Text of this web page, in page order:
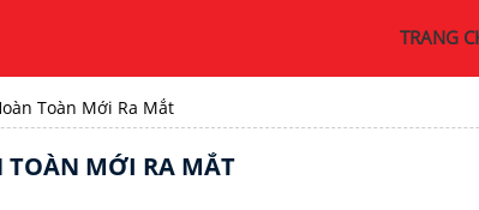
TRANG
Toàn Mới Ra Mắt
TOÀN MỚI RA MẮT